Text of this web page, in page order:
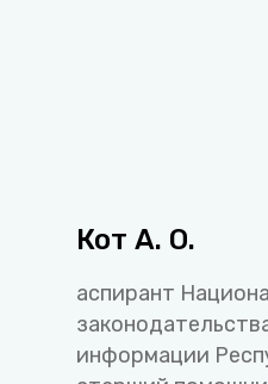
Кот А. О.
аспирант
информации